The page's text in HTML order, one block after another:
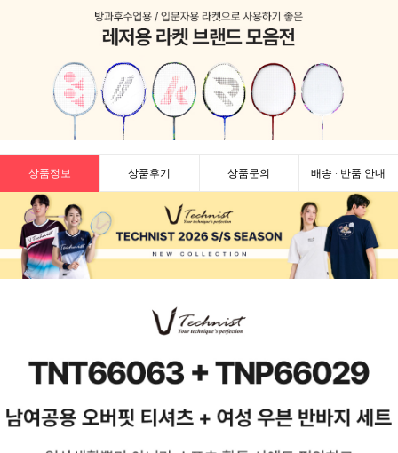
상품정보 상품후기 상품문의 배송 · 반품 안내